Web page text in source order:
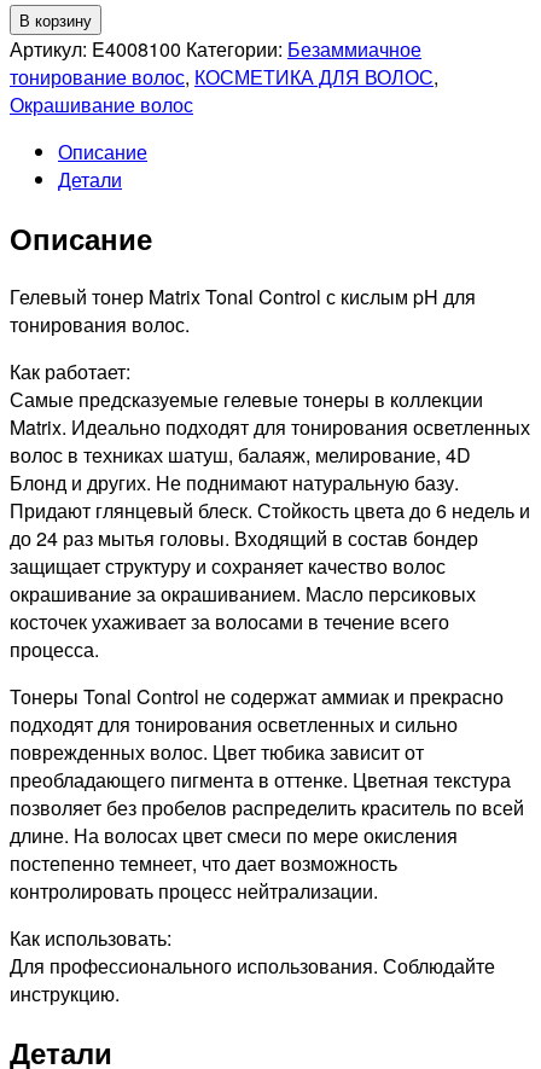
Количество
товара
MATRIX
PROFESSIONAL
TONER
CONTROL
ШАТЕН
ЗОЛОТИСТЫЙ
ПЕПЕЛЬНЫЙ,
В корзину
Артикул: E4008100 Категории: Безаммиачное
тонирование волос, КОСМЕТИКА ДЛЯ ВОЛОС,
Окрашивание волос
Описание
Детали
Описание
Гелевый тонер Matrix Tonal Control с кислым pH для
тонирования волос.
Как работает:
Самые предсказуемые гелевые тонеры в коллекции
Matrix. Идеально подходят для тонирования осветленных
волос в техниках шатуш, балаяж, мелирование, 4D
Блонд и других. Не поднимают натуральную базу.
Придают глянцевый блеск. Стойкость цвета до 6 недель и
до 24 раз мытья головы. Входящий в состав бондер
защищает структуру и сохраняет качество волос
окрашивание за окрашиванием. Масло персиковых
косточек ухаживает за волосами в течение всего
процесса.
Тонеры Tonal Control не содержат аммиак и прекрасно
подходят для тонирования осветленных и сильно
поврежденных волос. Цвет тюбика зависит от
преобладающего пигмента в оттенке. Цветная текстура
позволяет без пробелов распределить краситель по всей
длине. На волосах цвет смеси по мере окисления
постепенно темнеет, что дает возможность
контролировать процесс нейтрализации.
Как использовать:
Для профессионального использования. Соблюдайте
инструкцию.
Детали